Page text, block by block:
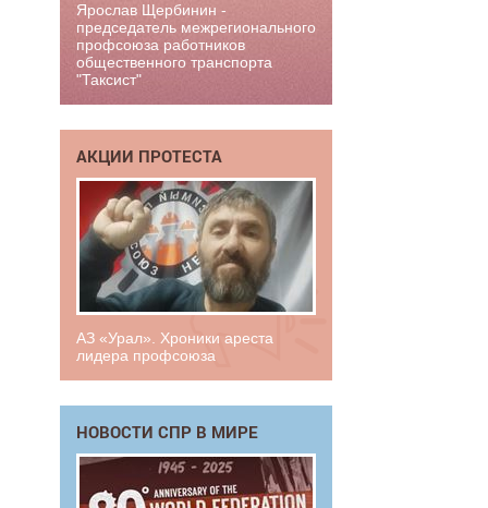
Ярослав Щербинин -
председатель межрегионального
профсоюза работников
общественного транспорта
"Таксист"
АКЦИИ ПРОТЕСТА
АЗ «Урал». Хроники ареста
лидера профсоюза
НОВОСТИ СПР В МИРЕ